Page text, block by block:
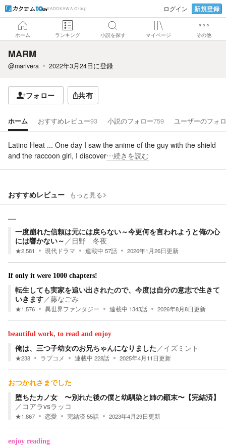
KADOKAWA Group ログイン 新規登録
ホーム ランキング 小説を探す マイページ その他
MARM
@marivera 2022年3月24日に登録
フォロー 共有
ホーム おすすめレビュー93 小説のフォロー759 ユーザーのフォ
Latino Heat ... One day I saw the anime of the guy with the shield
and the raccoon girl, I discover…続きを読む
おすすめレビュー もっと見る
....
一度崩れた信頼は元には戻らない～今更何を言われようと俺の心
には響かない～ ／ 日野 冬夜
★2,581 現代ドラマ 連載中 57話 2026年1月26日更新
If only it were 1000 chapters!
転生しても実家を追い出されたので、今度は自分の意志で生きて
いきます／藤なごみ
★1,576 異世界ファンタジー 連載中 1343話 2026年8月8日更新
beautiful work, to read and enjoy
俺は、三つ子幼女のお兄ちゃんになりました／イズミント
★238 ラブコメ 連載中 228話 2025年4月11日更新
おつかれさまでした
堕ちたカノ女 〜別れた後の僕と幼馴染と姉の顚末〜【完結済】
／ コアラvsラッコ
★1,867 恋愛 完結済55話 2023年4月29日更新
enjoy reading